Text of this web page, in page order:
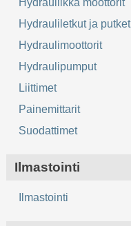
Hydrauliikka moottorit
Hydrauliletkut ja putket
Hydraulimoottorit
Hydraulipumput
Liittimet
Painemittarit
Suodattimet
Ilmastointi
Ilmastointi